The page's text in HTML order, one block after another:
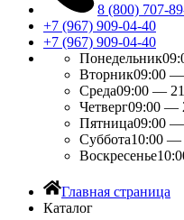
8 (800) 707-
+7 (967) 909-04-40
+7 (967) 909-04-40
Понедельник
Вторник09:00 —
Среда09:00 —
Четверг09:00 —
Пятница09:00 —
Суббота10:00 —
Воскресенье
Главная страница
Каталог